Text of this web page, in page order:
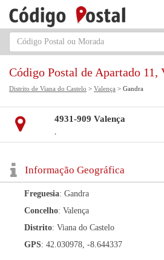
Código Postal de Apartado 11,
Distrito de Viana do Castelo > Valença > Gandra
4931-909 Valença
,
Informação Geográfica
Freguesia: Gandra
Concelho: Valença
Distrito: Viana do Castelo
GPS: 42.030978, -8.644337